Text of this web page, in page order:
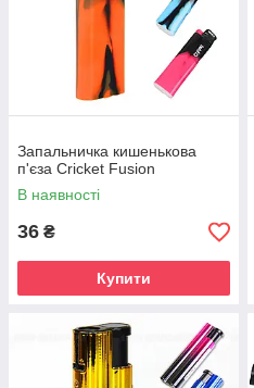
Запальничка кишенькова
п'єза Cricket Fusion
В наявності
36 ₴
Купити